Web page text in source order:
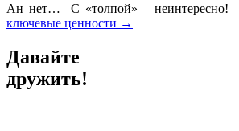
Ан нет… С «толпой» – неинтересно!
ключевые ценности →
Давайте
дружить!